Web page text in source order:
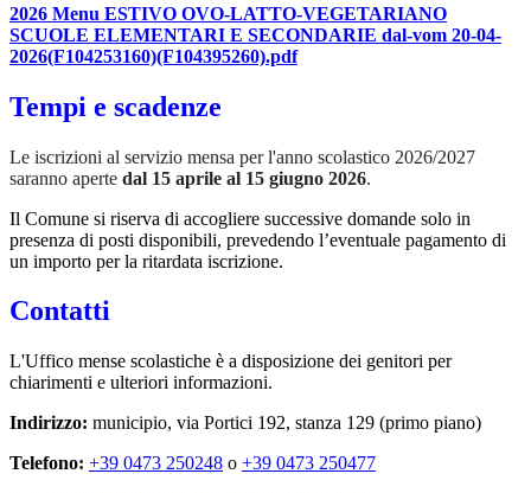
2026 Menu ESTIVO OVO-LATTO-VEGETARIANO
SCUOLE ELEMENTARI E SECONDARIE dal-vom 20-04-
2026(F104253160)(F104395260).pdf
Tempi e scadenze
Le iscrizioni al servizio mensa per l'anno scolastico 2026/2027
saranno aperte dal 15 aprile al 15 giugno 2026.
Il Comune si riserva di accogliere successive domande solo in
presenza di posti disponibili, prevedendo l’eventuale pagamento di
un importo per la ritardata iscrizione.
Contatti
L'Uffico mense scolastiche è a disposizione dei genitori per
chiarimenti e ulteriori informazioni.
Indirizzo: municipio, via Portici 192, stanza 129 (primo piano)
Telefono: +39 0473 250248 o +39 0473 250477